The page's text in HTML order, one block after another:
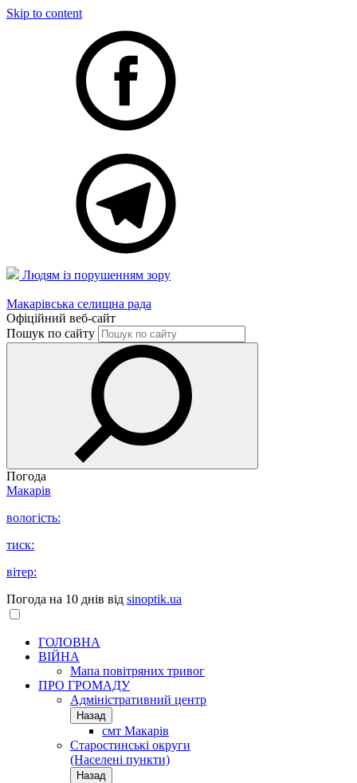
Skip to content
Людям із порушенням зору
Макарівська селищна рада
Офіційний веб-сайт
Пошук по сайту
Погода
Макарів
вологість:
тиск:
вітер:
Погода на 10 днів від sinoptik.ua
ГОЛОВНА
ВІЙНА
Мапа повітряних тривог
ПРО ГРОМАДУ
Aдміністративний центр
Назад
смт Макарів
Старостинські округи
(Населені пункти)
Назад